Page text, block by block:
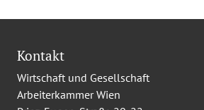
Kontakt
Wirtschaft und Gesellschaft
Arbeiterkammer Wien